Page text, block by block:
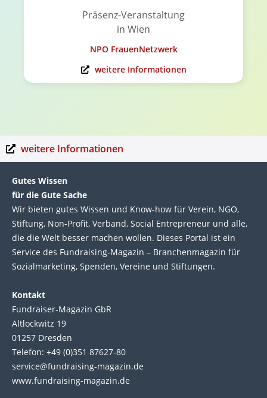
Präsenz-Veranstaltung
in Wien
NPO FrauenNetzwerk
weitere Informationen
weitere Informationen
Gutes Wissen
für die Gute Sache
Wir bie­ten gutes Wis­sen und Know-how für Ver­ein, NGO,
Stif­tung, Non-Profit, Ver­band, Social Entre­pre­neur und alle,
die die Welt bes­ser machen wol­len. Die­ses Por­tal ist ein
Service des Fund­raising-Magazin – Bran­chen­magazin für
Sozial­marke­ting, Spen­den, Ver­eine und Stif­tun­gen.
Kontakt
Fundraiser-Magazin GbR
Altlockwitz 19
01257 Dresden
Telefon: +49 (0)351 87627-80
service@fundraising-magazin.de
www.fundraising-magazin.de